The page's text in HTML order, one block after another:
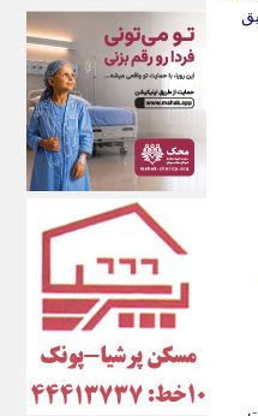
اکوفارس
اکونگار
اکونیوز
الف
انتشار آنلاین
اندیشه قرن
اندیشه معاصر
اندیشه ها
انرژی پرس
ای استخدام
ایتنا
ایراف
ایران آرت
ایران آنلاین
ایران زندگی